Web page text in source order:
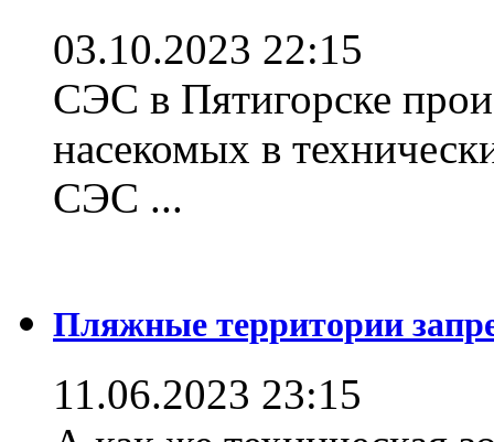
03.10.2023 22:15
СЭС в Пятигорске
насекомых в
СЭС ...
Пляжные территории
11.06.2023 23:15